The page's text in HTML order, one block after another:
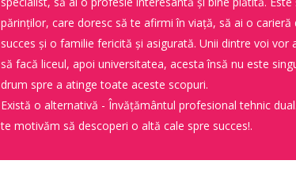
părinților, care doresc să te afirmi în viață, să ai o carieră
succes și o familie fericită și asigurată. Unii dintre voi vor
să facă liceul, apoi universitatea, acesta însă nu este
drum spre a atinge toate aceste scopuri.
Există o alternativă - Învățământul profesional tehnic
te motivăm să descoperi o altă cale spre succes!.